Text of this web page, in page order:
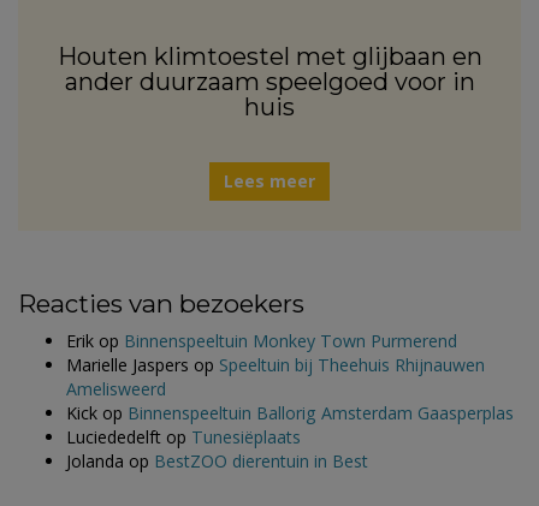
Houten klimtoestel met glijbaan en
ander duurzaam speelgoed voor in
huis
Lees meer
Reacties van bezoekers
Erik op Binnenspeeltuin Monkey Town Purmerend
Marielle Jaspers op Speeltuin bij Theehuis Rhijnauwen
Amelisweerd
Kick op Binnenspeeltuin Ballorig Amsterdam Gaasperplas
Luciededelft op Tunesiëplaats
Jolanda op BestZOO dierentuin in Best